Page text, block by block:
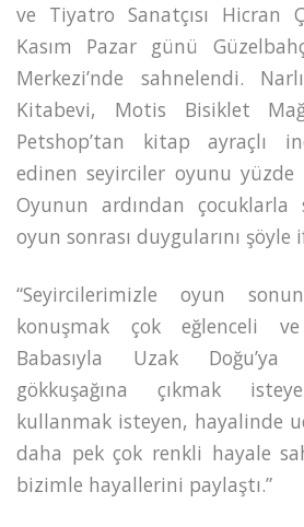
ve Tiyatro Sanatçısı Hicran
Kasım Pazar günü
Merkezi’nde sahnelendi.
Kitabevi, Motis Bisiklet
Petshop’tan kitap ayraçlı
edinen seyirciler oyunu
Oyunun ardından çocuklarla
oyun sonrası duygularını
“Seyircilerimizle oyun
konuşmak çok eğlenceli
Babasıyla Uzak
gökkuşağına çıkmak
kullanmak isteyen, hayalinde
daha pek çok renkli hayale
bizimle hayallerini paylaştı.”